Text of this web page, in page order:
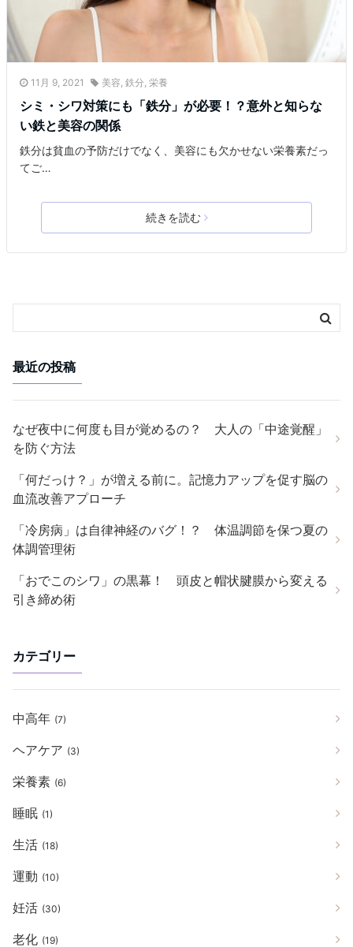
11月 9, 2021 美容, 鉄分, 栄養
シミ・シワ対策にも「鉄分」が必要！？意外と知らな
い鉄と美容の関係
鉄分は貧血の予防だけでなく、美容にも欠かせない栄養素だっ
てご…
続きを読む
最近の投稿
なぜ夜中に何度も目が覚めるの？ 大人の「中途覚醒」
を防ぐ方法
「何だっけ？」が増える前に。記憶力アップを促す脳の
血流改善アプローチ
「冷房病」は自律神経のバグ！？ 体温調節を保つ夏の
体調管理術
「おでこのシワ」の黒幕！ 頭皮と帽状腱膜から変える
引き締め術
カテゴリー
中高年 (7)
ヘアケア (3)
栄養素 (6)
睡眠 (1)
生活 (18)
運動 (10)
妊活 (30)
老化 (19)